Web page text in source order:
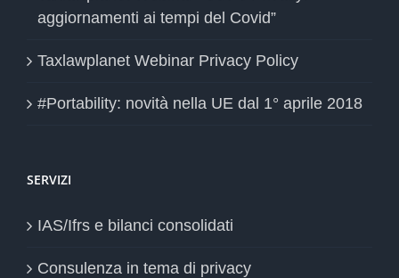
aggiornamenti ai tempi del Covid”
Taxlawplanet Webinar Privacy Policy
#Portability: novità nella UE dal 1° aprile 2018
SERVIZI
IAS/Ifrs e bilanci consolidati
Consulenza in tema di privacy